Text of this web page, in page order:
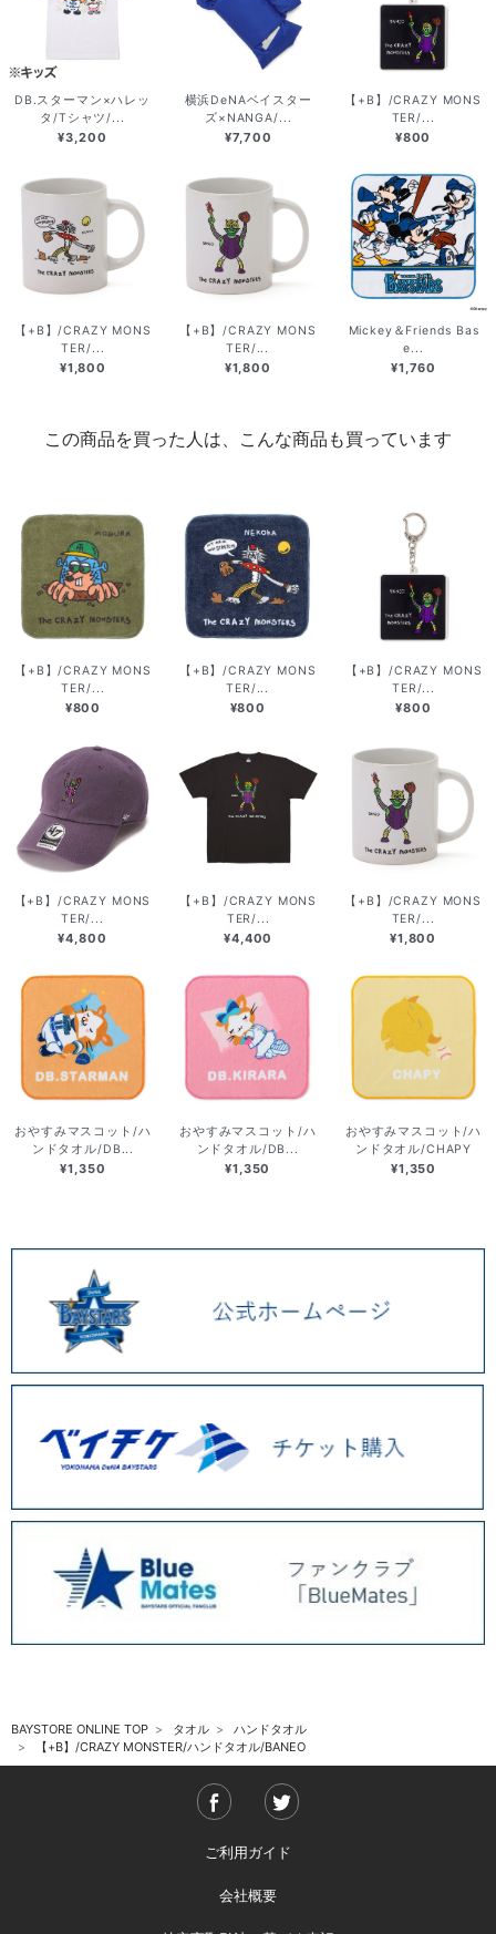
DB.スターマン×ハレッ
タ/Tシャツ/...
¥3,200
横浜DeNAベイスター
ズ×NANGA/...
¥7,700
【+B】/CRAZY MONS
TER/...
¥800
【+B】/CRAZY MONS
TER/...
¥1,800
【+B】/CRAZY MONS
TER/...
¥1,800
Mickey＆Friends Bas
e...
¥1,760
この商品を買った人は、こんな商品も買っています
【+B】/CRAZY MONS
TER/...
¥800
【+B】/CRAZY MONS
TER/...
¥800
【+B】/CRAZY MONS
TER/...
¥800
【+B】/CRAZY MONS
TER/...
¥4,800
【+B】/CRAZY MONS
TER/...
¥4,400
【+B】/CRAZY MONS
TER/...
¥1,800
おやすみマスコット/ハ
ンドタオル/DB...
¥1,350
おやすみマスコット/ハ
ンドタオル/DB...
¥1,350
おやすみマスコット/ハ
ンドタオル/CHAPY
¥1,350
BAYSTORE ONLINE TOP タオル
ハンドタオル
【+B】/CRAZY MONSTER/ハンドタオル/BANEO
ご利用ガイド
会社概要